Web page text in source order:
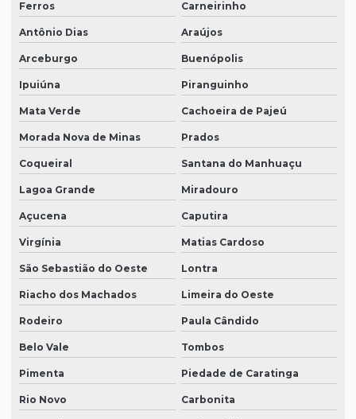
Ferros Carneirinho
Antônio Dias Araújos
Arceburgo Buenópolis
Ipuiúna Piranguinho
Mata Verde Cachoeira de Pajeú
Morada Nova de Minas Prados
Coqueiral Santana do Manhuaçu
Lagoa Grande Miradouro
Açucena Caputira
Virgínia Matias Cardoso
São Sebastião do Oeste Lontra
Riacho dos Machados Limeira do Oeste
Rodeiro Paula Cândido
Belo Vale Tombos
Pimenta Piedade de Caratinga
Rio Novo Carbonita